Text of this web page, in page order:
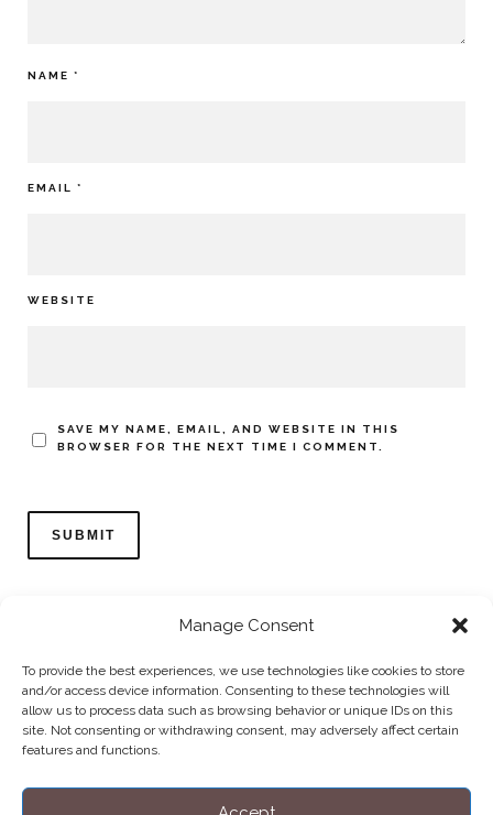
Manage Consent
To provide the best experiences, we use technologies like cookies to store
and/or access device information. Consenting to these technologies will
allow us to process data such as browsing behavior or unique IDs on this
site. Not consenting or withdrawing consent, may adversely affect certain
features and functions.
NAME *
EMAIL *
WEBSITE
SAVE MY NAME, EMAIL, AND WEBSITE IN THIS
BROWSER FOR THE NEXT TIME I COMMENT.
Home
Datenschutzerklärung
Impressum
Cookie Policy (EU)